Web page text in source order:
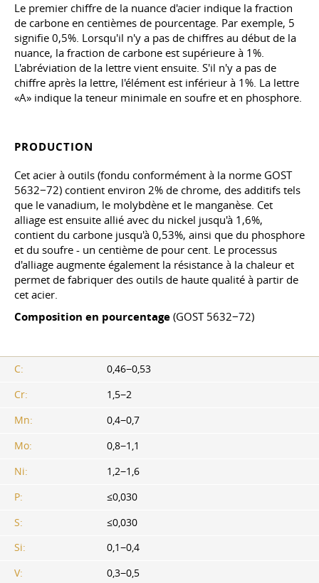
Le premier chiffre de la nuance d'acier indique la fraction
de carbone en centièmes de pourcentage. Par exemple, 5
signifie 0,5%. Lorsqu'il n'y a pas de chiffres au début de la
nuance, la fraction de carbone est supérieure à 1%.
L'abréviation de la lettre vient ensuite. S'il n'y a pas de
chiffre après la lettre, l'élément est inférieur à 1%. La lettre
«A» indique la teneur minimale en soufre et en phosphore.
PRODUCTION
Cet acier à outils (fondu conformément à la norme GOST
5632−72) contient environ 2% de chrome, des additifs tels
que le vanadium, le molybdène et le manganèse. Cet
alliage est ensuite allié avec du nickel jusqu'à 1,6%,
contient du carbone jusqu'à 0,53%, ainsi que du phosphore
et du soufre - un centième de pour cent. Le processus
d'alliage augmente également la résistance à la chaleur et
permet de fabriquer des outils de haute qualité à partir de
cet acier.
Composition en pourcentage (GOST 5632−72)
C:
0,46−0,53
Cr:
1,5−2
Mn:
0,4−0,7
Mo:
0,8−1,1
Ni:
1,2−1,6
P:
≤0,030
S:
≤0,030
Si:
0,1−0,4
V:
0,3−0,5